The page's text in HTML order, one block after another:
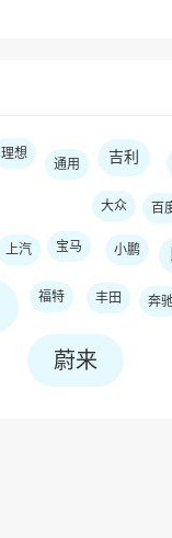
理想
通用 吉利
大众 百
上汽 宝马 小鹏
福特 丰田 奔
蔚来